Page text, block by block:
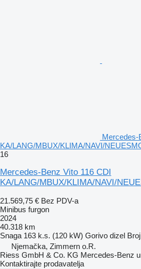
Mercedes-
KA/LANG/MBUX/KLIMA/NAVI/
16
Mercedes-Benz Vito 116 CDI
KA/LANG/MBUX/KLIMA/NAVI/
21.569,75 € Bez PDV-a
Minibus furgon
2024
40.318 km
Snaga 163 k.s. (120 kW) Gorivo dizel
Njemačka, Zimmern o.R.
Riess GmbH & Co. KG Mercedes-Benz
Kontaktirajte prodavatelja